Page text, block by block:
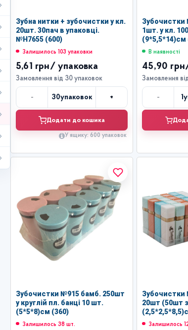
Зубна нитки + зубочистки у кл.
20шт. 30пач в упаковці.
№Н7655 (600)
Залишилось 103 упаковки
5,61 грн/ упаковка
Замовлення від 30 упаковок
- 30упаковок +
Додати до кошика
У ящику: 600 упаковок
1шт. у кл.
(9*5,5*14)см
В наявності
45,90 грн
Замовлення
- 1
Зубочистки №915 бамб. 250шт
у круглій пл. банці 10 шт.
(5*5*8)см (360)
Залишилось 38 шт.
Зубочистки
20шт (50шт
Залишилось